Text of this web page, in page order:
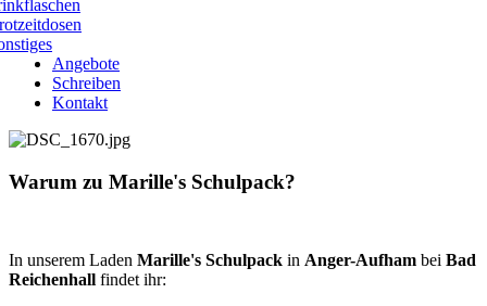
Angebote
Schreiben
Kontakt
Warum zu Marille's Schulpack?
In unserem Laden Marille's Schulpack in Anger-Aufham bei Bad
Reichenhall findet ihr: